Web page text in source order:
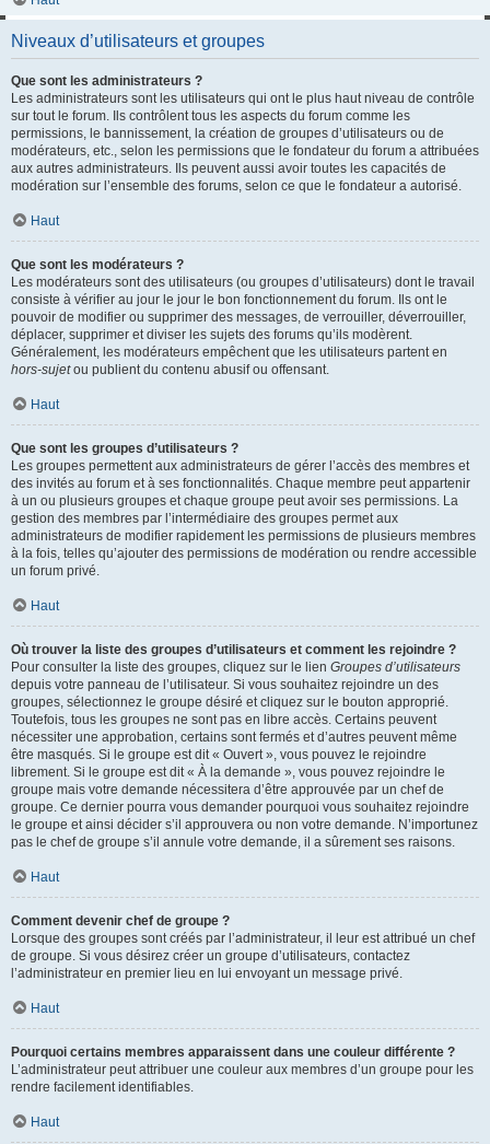
Niveaux d’utilisateurs et groupes
Que sont les administrateurs ?
Les administrateurs sont les utilisateurs qui ont le plus haut niveau de contrôle
sur tout le forum. Ils contrôlent tous les aspects du forum comme les
permissions, le bannissement, la création de groupes d’utilisateurs ou de
modérateurs, etc., selon les permissions que le fondateur du forum a attribuées
aux autres administrateurs. Ils peuvent aussi avoir toutes les capacités de
modération sur l’ensemble des forums, selon ce que le fondateur a autorisé.
Haut
Que sont les modérateurs ?
Les modérateurs sont des utilisateurs (ou groupes d’utilisateurs) dont le travail
consiste à vérifier au jour le jour le bon fonctionnement du forum. Ils ont le
pouvoir de modifier ou supprimer des messages, de verrouiller, déverrouiller,
déplacer, supprimer et diviser les sujets des forums qu’ils modèrent.
Généralement, les modérateurs empêchent que les utilisateurs partent en
hors-sujetou publient du contenu abusif ou offensant.
Haut
Que sont les groupes d’utilisateurs ?
Les groupes permettent aux administrateurs de gérer l’accès des membres et
des invités au forum et à ses fonctionnalités. Chaque membre peut appartenir
à un ou plusieurs groupes et chaque groupe peut avoir ses permissions. La
gestion des membres par l’intermédiaire des groupes permet aux
administrateurs de modifier rapidement les permissions de plusieurs membres
à la fois, telles qu’ajouter des permissions de modération ou rendre accessible
un forum privé.
Haut
Où trouver la liste des groupes d’utilisateurs et comment les rejoindre ?
Pour consulter la liste des groupes, cliquez sur le lien Groupes d’utilisateurs
depuis votre panneau de l’utilisateur. Si vous souhaitez rejoindre un des
groupes, sélectionnez le groupe désiré et cliquez sur le bouton approprié.
Toutefois, tous les groupes ne sont pas en libre accès. Certains peuvent
nécessiter une approbation, certains sont fermés et d’autres peuvent même
être masqués. Si le groupe est dit « Ouvert », vous pouvez le rejoindre
librement. Si le groupe est dit « À la demande », vous pouvez rejoindre le
groupe mais votre demande nécessitera d’être approuvée par un chef de
groupe. Ce dernier pourra vous demander pourquoi vous souhaitez rejoindre
le groupe et ainsi décider s’il approuvera ou non votre demande. N’importunez
pas le chef de groupe s’il annule votre demande, il a sûrement ses raisons.
Haut
Comment devenir chef de groupe ?
Lorsque des groupes sont créés par l’administrateur, il leur est attribué un chef
de groupe. Si vous désirez créer un groupe d’utilisateurs, contactez
l’administrateur en premier lieu en lui envoyant un message privé.
Haut
Pourquoi certains membres apparaissent dans une couleur différente ?
L’administrateur peut attribuer une couleur aux membres d’un groupe pour les
rendre facilement identifiables.
Haut